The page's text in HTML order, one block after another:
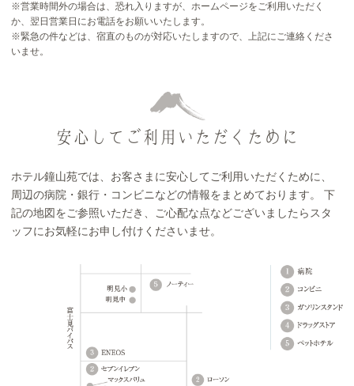
※営業時間外の場合は、恐れ入りますが、ホームページをご利用いただく
か、翌日営業日にお電話をお願いいたします。
※緊急の件などは、宿直のものが対応いたしますので、上記にご連絡くださ
いませ。
安心してご利用いただくために
ホテル鐘山苑では、お客さまに安心してご利用いただくために、
周辺の病院・銀行・コンビニなどの情報をまとめております。 下
記の地図をご参照いただき、ご心配な点などございましたらスタ
ッフにお気軽にお申し付けくださいませ。